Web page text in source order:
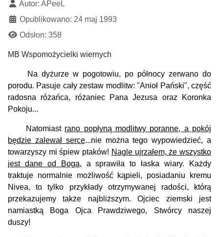
Autor: APeeL
Opublikowano: 24 maj 1993
Odsłon: 358
MB Wspomożycielki wiernych
Na dyżurze w pogotowiu, po północy zerwano do
porodu. Pasuje cały zestaw modlitw: "Anioł Pański", część
radosna różańca, różaniec Pana Jezusa oraz Koronka
Pokoju...
Natomiast rano popłyną modlitwy poranne, a pokój
będzie zalewał serce...nie można tego wypowiedzieć, a
towarzyszy mi śpiew ptaków! Nagle ujrzałem, że wszystko
jest dane od Boga, a sprawiła to łaska wiary. Każdy
traktuje normalnie możliwość kąpieli, posiadaniu kremu
Nivea, to tylko przykłady otrzymywanej radości, którą
przekazujemy także najbliższym. Ojciec ziemski jest
namiastką Boga Ojca Prawdziwego, Stwórcy naszej
duszy!